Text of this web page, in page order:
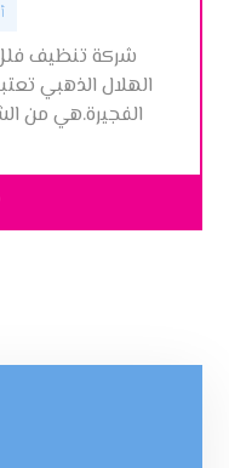
الهلال الذهبي
الفجيرة.هي من